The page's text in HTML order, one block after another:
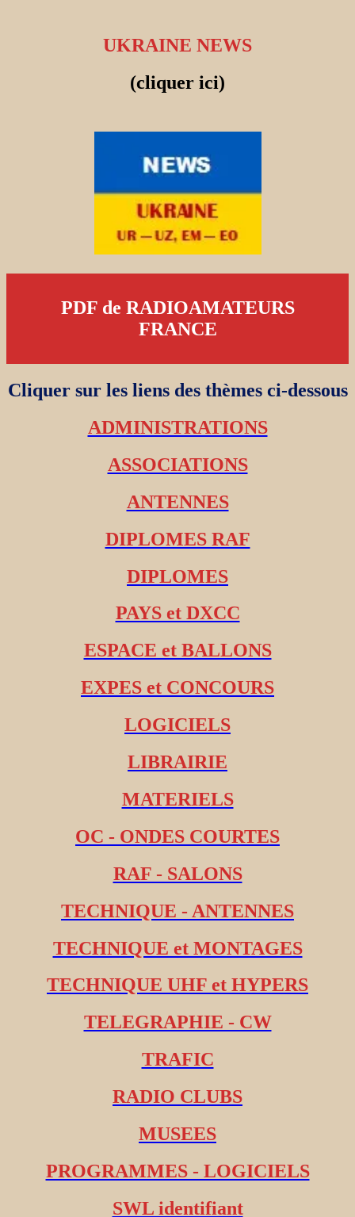
UKRAINE NEWS
(cliquer ici)
PDF de RADIOAMATEURS
FRANCE
Cliquer sur les liens des thèmes ci-dessous
ADMINISTRATIONS
ASSOCIATIONS
ANTENNES
DIPLOMES RAF
DIPLOMES
PAYS et DXCC
ESPACE et BALLONS
EXPES et CONCOURS
LOGICIELS
LIBRAIRIE
MATERIELS
OC - ONDES COURTES
RAF - SALONS
TECHNIQUE - ANTENNES
TECHNIQUE et MONTAGES
TECHNIQUE UHF et HYPERS
TELEGRAPHIE - CW
TRAFIC
RADIO CLUBS
MUSEES
PROGRAMMES - LOGICIELS
SWL identifiant